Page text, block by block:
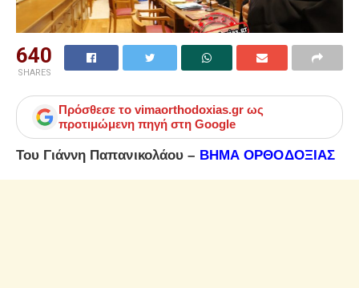
640
SHARES
Πρόσθεσε το vimaorthodoxias.gr ως
προτιμώμενη πηγή στη Google
Του Γιάννη Παπανικολάου – ΒΗΜΑ ΟΡΘΟΔΟΞΙΑΣ